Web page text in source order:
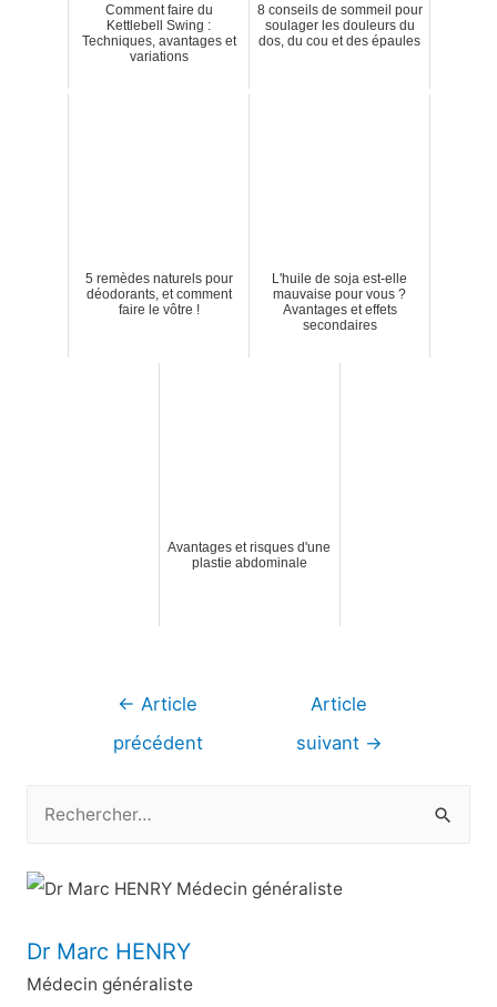
Comment faire du
Kettlebell Swing :
Techniques, avantages et
variations
8 conseils de sommeil pour
soulager les douleurs du
dos, du cou et des épaules
5 remèdes naturels pour
déodorants, et comment
faire le vôtre !
L'huile de soja est-elle
mauvaise pour vous ?
Avantages et effets
secondaires
Avantages et risques d'une
plastie abdominale
Navigation
← Article
précédent
Article
suivant →
c
e
r
Dr Marc HENRY
Médecin généraliste